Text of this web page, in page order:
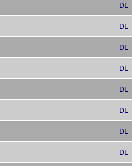
DL
DL
DL
DL
DL
DL
DL
DL